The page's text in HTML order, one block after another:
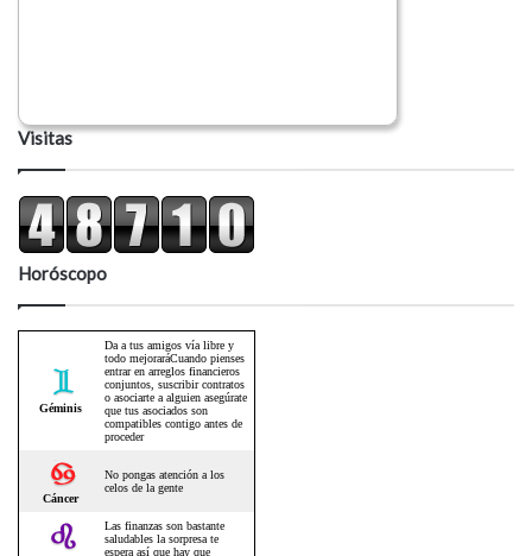
Visitas
Horóscopo